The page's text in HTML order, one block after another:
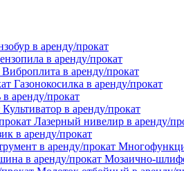
в аренду/прокат
в аренду/прокат
Виброплита в аренду/прокат
Газонокосилка в аренду/прокат
в аренду/прокат
Культиватор в аренду/прокат
Лазерный нивелир в аренду/
в аренду/прокат
Мозаично-